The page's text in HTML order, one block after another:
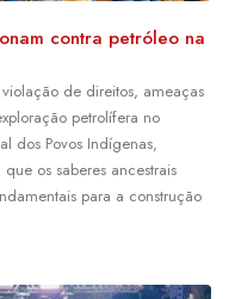
contra petróleo na
de direitos, ameaças
petrolífera no
dos Povos Indígenas,
os saberes ancestrais
para a construção